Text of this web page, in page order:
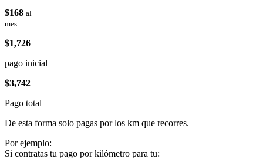
$168 al
mes
$1,726
pago inicial
$3,742
Pago total
De esta forma solo pagas por los km que recorres.
Por ejemplo:
Si contratas tu pago por kilómetro para tu: